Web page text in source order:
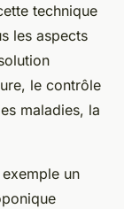
technique
les aspects
le contrôle
maladies, la
un